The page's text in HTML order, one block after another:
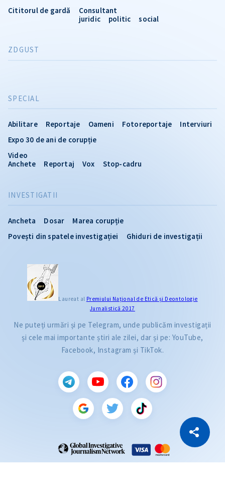
Copiază Link
INVESTIGATII
Ancheta Dosar
Marea corupție
Povești din spatele investigației
Ghiduri de investigații
SPECIAL
Abilitare Reportaje Oameni Fotoreportaje
Interviuri
Expo 30 de ani de corupție
Video
Anchete
Reportaj Vox Stop-cadru
Cititorul de gardă
Consultant
juridic
politic social
ZDGUST
Laureat al Premiului Naţional de Etică și Deontologie
Jurnalistică 2017
Ne puteți urmări și pe Telegram, unde publicăm investigații
și cele mai importante știri ale zilei, dar și pe: YouTube,
Facebook, Instagram și TikTok.